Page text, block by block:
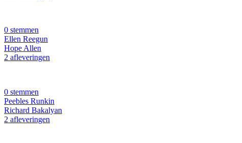
0 stemmen
Ellen Reegun
Hope Allen
2 afleveringen
0 stemmen
Peebles Runkin
Richard Bakalyan
2 afleveringen